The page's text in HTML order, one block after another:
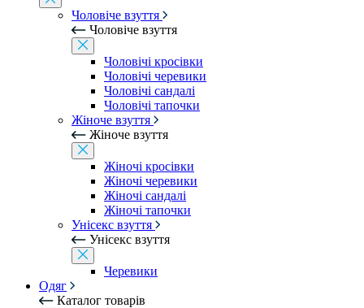
Чоловіче взуття
Чоловіче взуття
Чоловічі кросівки
Чоловічі черевики
Чоловічі сандалі
Чоловічі тапочки
Жіноче взуття
Жіноче взуття
Жіночі кросівки
Жіночі черевики
Жіночі сандалі
Жіночі тапочки
Унісекс взуття
Унісекс взуття
Черевики
Одяг
Каталог товарів